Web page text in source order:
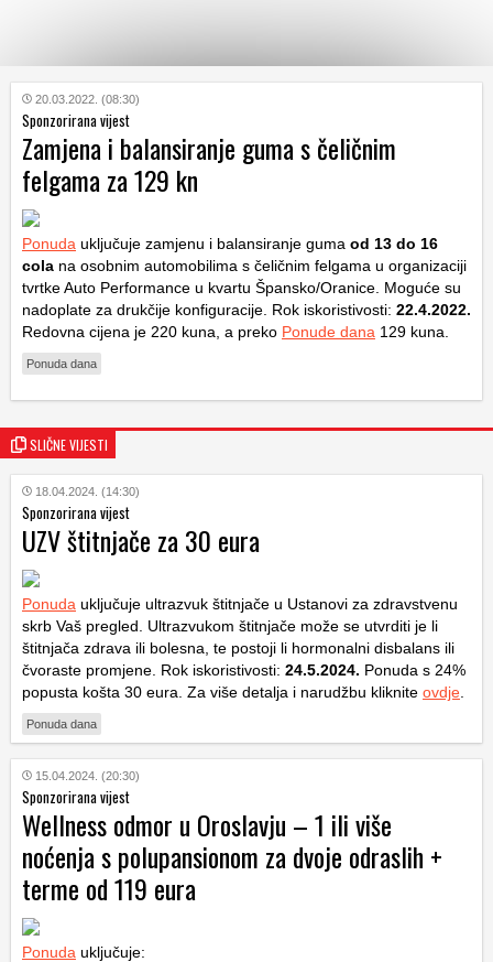
KATEGORIJE
HRVATSKI
WEB
20.03.2022. (08:30)
Sponzorirana vijest
Zamjena i balansiranje guma s čeličnim
felgama za 129 kn
Ponuda uključuje zamjenu i balansiranje guma od 13 do 16
cola na osobnim automobilima s čeličnim felgama u organizaciji
tvrtke Auto Performance u kvartu Špansko/Oranice. Moguće su
nadoplate za drukčije konfiguracije. Rok iskoristivosti: 22.4.2022.
Redovna cijena je 220 kuna, a preko Ponude dana 129 kuna.
Ponuda dana
SLIČNE VIJESTI
18.04.2024. (14:30)
Sponzorirana vijest
UZV štitnjače za 30 eura
Ponuda uključuje ultrazvuk štitnjače u Ustanovi za zdravstvenu
skrb Vaš pregled. Ultrazvukom štitnjače može se utvrditi je li
štitnjača zdrava ili bolesna, te postoji li hormonalni disbalans ili
čvoraste promjene. Rok iskoristivosti: 24.5.2024. Ponuda s 24%
popusta košta 30 eura. Za više detalja i narudžbu kliknite ovdje
Ponuda dana
15.04.2024. (20:30)
Sponzorirana vijest
Wellness odmor u Oroslavju – 1 ili više
noćenja s polupansionom za dvoje odraslih +
terme od 119 eura
Ponuda uključuje: